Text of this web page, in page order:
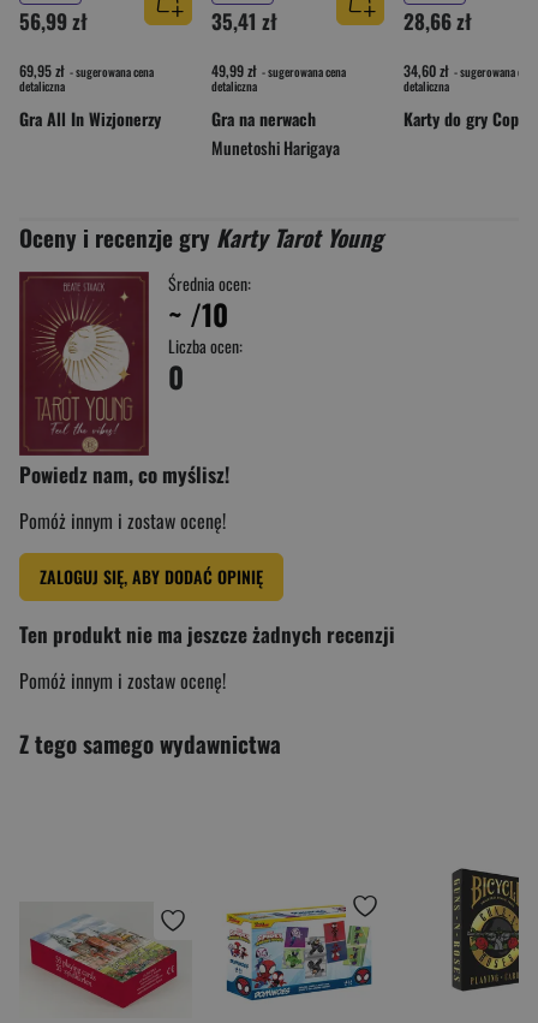
56,99 zł
69,95 zł - sugerowana cena
detaliczna
Gra All In Wizjonerzy
35,41 zł
49,99 zł - sugerowana cena
detaliczna
Gra na nerwach
Munetoshi Harigaya
28,66 zł
34,60 zł - sugerowana cena
detaliczna
Oceny i recenzje gry Karty Tarot Young
Średnia ocen:
~ /10
Liczba ocen:
0
Powiedz nam, co myślisz!
Pomóż innym i zostaw ocenę!
ZALOGUJ SIĘ, ABY DODAĆ OPINIĘ
Ten produkt nie ma jeszcze żadnych recenzji
Pomóż innym i zostaw ocenę!
Z tego samego wydawnictwa